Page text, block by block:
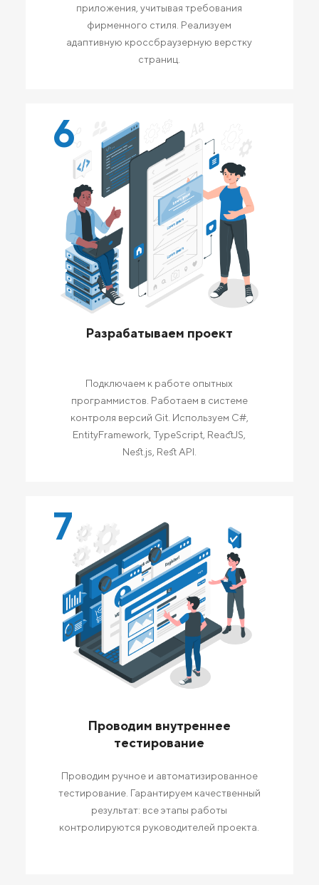
приложения, учитывая требования
фирменного стиля. Реализуем
адаптивную кроссбраузерную верстку
страниц.
6
Разрабатываем проект
Подключаем к работе опытных
программистов. Работаем в системе
контроля версий Git. Используем C#,
EntityFramework, TypeScript, ReactJS,
Nest.js, Rest API.
7
Проводим внутреннее
тестирование
Проводим ручное и автоматизированное
тестирование. Гарантируем качественный
результат: все этапы работы
контролируются руководителей проекта.